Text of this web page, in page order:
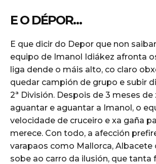
E O DÉPOR…
E que dicir do Depor que non
equipo de Imanol Idiákez afronta
liga dende o máis alto, co claro
quedar campión de grupo e subir
2ª División. Despois de 3 meses de
aguantar e aguantar a Imanol, o
velocidade de cruceiro e xa gaña
merece. Con todo, a afección
varapaos como Mallorca, Albacete
sobe ao carro da ilusión, que tanta